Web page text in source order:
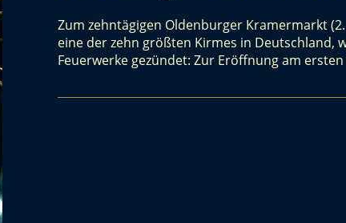
Zum zehntägigen Oldenburger Kramermarkt
eine der zehn größten Kirmes in Deutschland,
Feuerwerke gezündet: Zur Eröffnung am